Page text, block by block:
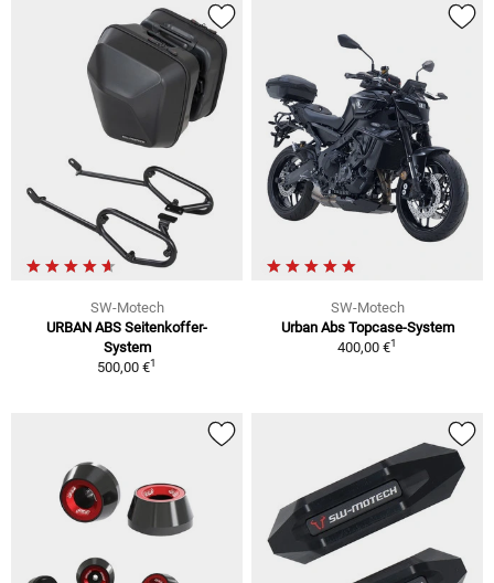
SW-Motech
URBAN ABS Seitenkoffer-
System
500,00 €1
SW-Motech
Urban Abs Topcase-System
400,00 €1